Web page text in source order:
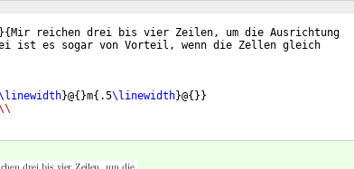
}{ Mir reichen drei bis vier Zeilen, um die Ausrichtung
ist es sogar von Vorteil, wenn die Zellen gleich
}@{ }m{ .5\linewidth}@{ }}